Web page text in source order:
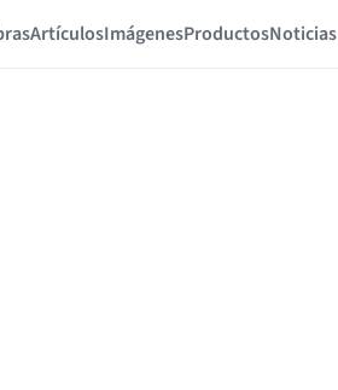
ArtículosImágenesProductosNoticias